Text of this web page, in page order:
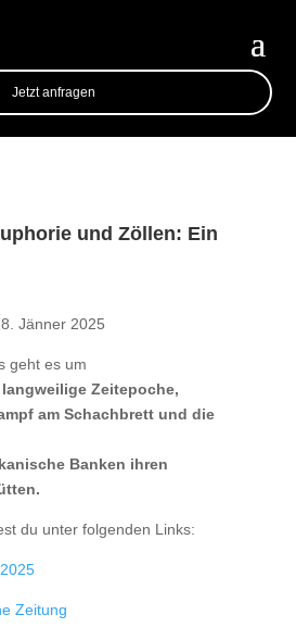
Jetzt anfragen
und Zöllen: Ein
Jänner 2025
geht es um
Zeitepoche,
am Schachbrett und die
Banken ihren
du unter folgenden Links:
Zeitung